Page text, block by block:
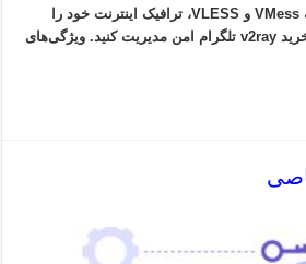
پروتکل‌های مختلف، از جمله VMess و VLESS، ترافیک اینترنت خود را
به‌صورت رمزگذاری‌شده و خرید v2ray تلگرام امن مدیریت کنید. ویژگی‌های